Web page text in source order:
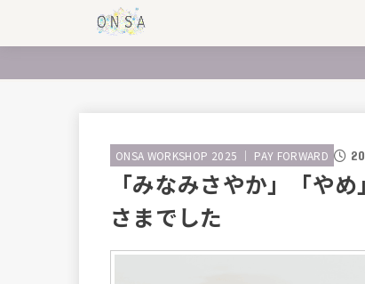
ONSA WORKSHOP 2025 ｜ PAY FORWARD
「みなみさやか」「や
さまでした